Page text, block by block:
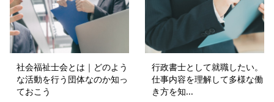
社会福祉士会とは｜どのよう
な活動を行う団体なのか知っ
ておこう
行政書士として就職したい。
仕事内容を理解して多様な働
き方を知...